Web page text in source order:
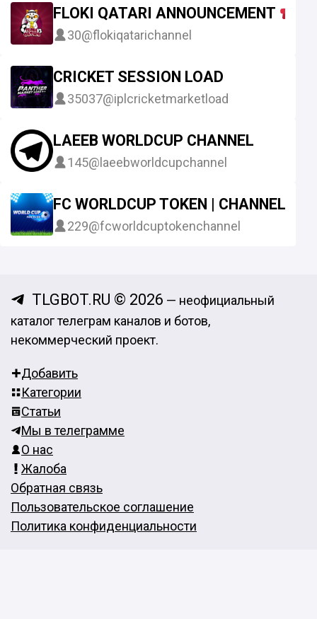
FLOKI QATARI ANNOUNCEMENT
30@flokiqatarichannel
CRICKET SESSION LOAD
35037@iplcricketmarketload
LAEEB WORLDCUP CHANNEL
145@laeebworldcupchannel
FC WORLDCUP TOKEN | CHANNEL
229@fcworldcuptokenchannel
TLGBOT.RU © 2026 — неофициальный
каталог телеграм каналов и ботов,
некоммерческий проект.
Добавить
Категории
Статьи
Мы в телеграмме
О нас
Жалоба
Обратная связь
Пользовательское соглашение
Политика конфиденциальности